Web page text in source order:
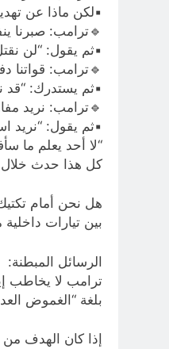
▪لكن ماذا عن
🔹ترامب: صبرنا
▪ثم يقول: “لن
🔹ترامب: قواتنا
▪ثم يستدرك: “قد
🔹ترامب: نريد
▪ثم يقول: “نريد
“لا أحد يعلم ما
كل هذا حدث خلال
هل نحن أمام
بين تيارات
الرسائل المبطنة:
ترامب لا يخاطب
بلغة “الغموض
إذا كان الهدف